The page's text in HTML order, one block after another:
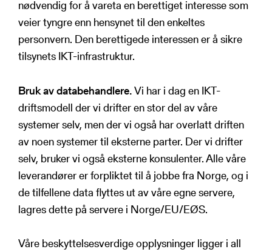
nødvendig for å vareta en berettiget interesse som
veier tyngre enn hensynet til den enkeltes
personvern. Den berettigede interessen er å sikre
tilsynets IKT-infrastruktur.
Bruk av databehandlere.Vi har i dag en IKT-
driftsmodell der vi drifter en stor del av våre
systemer selv, men der vi også har overlatt driften
av noen systemer til eksterne parter. Der vi drifter
selv, bruker vi også eksterne konsulenter. Alle våre
leverandører er forpliktet til å jobbe fra Norge, og i
de tilfellene data flyttes ut av våre egne servere,
lagres dette på servere i Norge/EU/EØS.
Våre beskyttelsesverdige opplysninger ligger i all